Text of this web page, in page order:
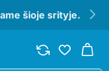
šioje srityje.